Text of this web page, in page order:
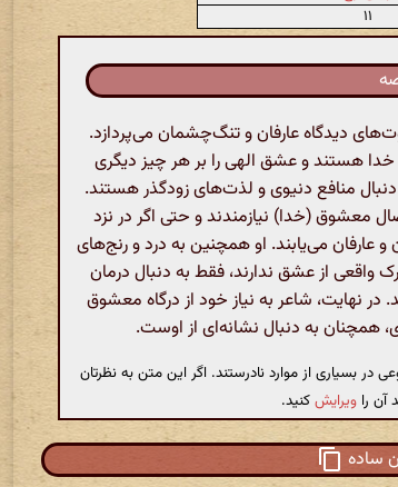
۱۱
دیدگاه عارفان و تنگ‌چشمان می‌پردازد.
خدا هستند و عشق الهی را بر هر چیز دیگری
منافع دنیوی و لذت‌های زودگذر هستند.
(خدا) نیازمندند و حتی اگر در نزد
و عارفان می‌یابند. او همچنین به درد و رنج‌های
واقعی از عشق ندارند، فقط به دنبال درمان
نهایت، شاعر به نیاز خود از درگاه معشوق
همچنان به دنبال نشانه‌ای از اوست.
بسیاری از موارد نادرستند. اگر این متن به نظرتان
را ویرایشکنید.
ساده